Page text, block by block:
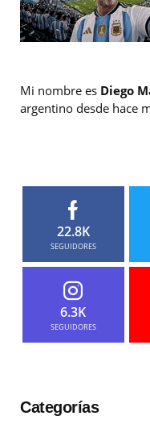
Mi nombre es Diego
argentino desde hace
22.8K
SEGUIDORES
6.3K
SEGUIDORES
Categorías